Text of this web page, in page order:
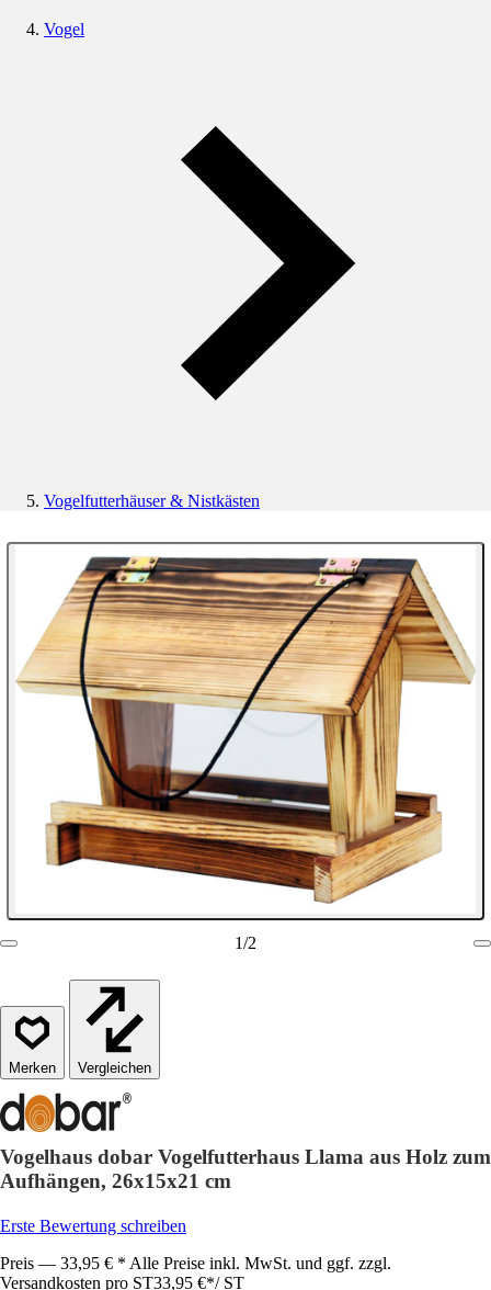
Vogel
Vogelfutterhäuser & Nistkästen
1/2
Vergleichen
Vogelhaus dobar Vogelfutterhaus Llama aus Holz zum
Aufhängen, 26x15x21 cm
Erste Bewertung schreiben
Preis — 33,95 € * Alle Preise inkl. MwSt. und ggf. zzgl.
Versandkosten pro ST33,95 €*/ ST